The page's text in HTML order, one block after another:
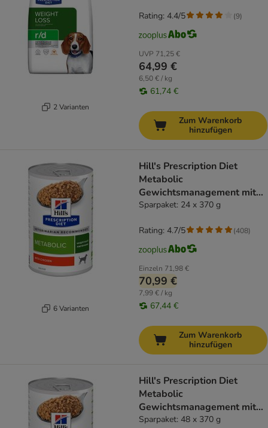
2 Varianten
UVP 71,25 €
64,99 €
6,50 € / kg
61,74 €
Rating: 4.4/5 (9)
Zum Warenkorb
hinzufügen
6 Varianten
Hill's Prescription Diet
Metabolic
Gewichtsmanagement mit
Huhn
Sparpaket: 24 x 370 g
Einzeln 71,98 €
70,99 €
7,99 € / kg
67,44 €
Rating: 4.7/5 (408)
Zum Warenkorb
hinzufügen
Hill's Prescription Diet
Metabolic
Gewichtsmanagement mit
Huhn
Sparpaket: 48 x 370 g